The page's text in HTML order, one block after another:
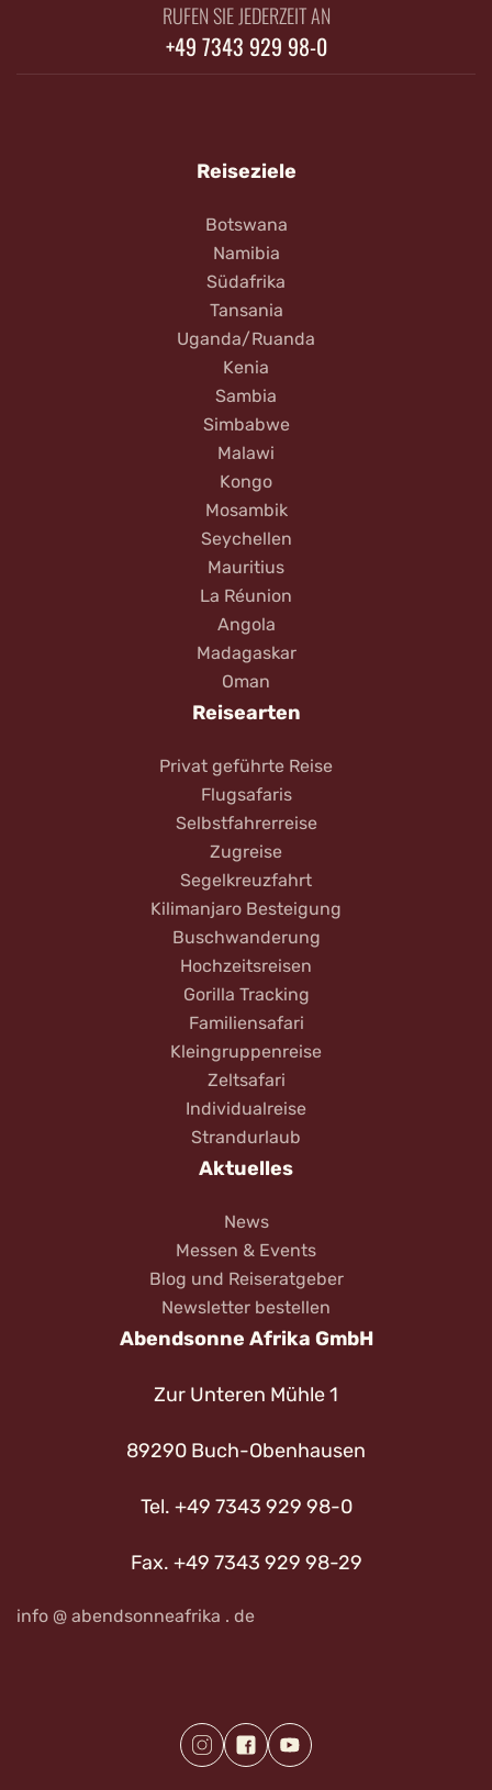
RUFEN SIE JEDERZEIT AN
+49 7343 929 98-0
Reiseziele
Botswana
Namibia
Südafrika
Tansania
Uganda/Ruanda
Kenia
Sambia
Simbabwe
Malawi
Kongo
Mosambik
Seychellen
Mauritius
La Réunion
Angola
Madagaskar
Oman
Reisearten
Privat geführte Reise
Flugsafaris
Selbstfahrerreise
Zugreise
Segelkreuzfahrt
Kilimanjaro Besteigung
Buschwanderung
Hochzeitsreisen
Gorilla Tracking
Familiensafari
Kleingruppenreise
Zeltsafari
Individualreise
Strandurlaub
Aktuelles
News
Messen & Events
Blog und Reiseratgeber
Newsletter bestellen
Abendsonne Afrika GmbH
Zur Unteren Mühle 1
89290 Buch-Obenhausen
Tel. +49 7343 929 98-0
Fax. +49 7343 929 98-29
info @ abendsonneafrika . de